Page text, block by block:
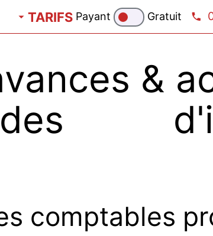
TARIFS Payant Gratuit
&
comptables